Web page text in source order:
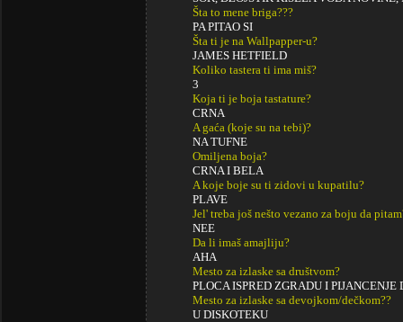
Šta to mene briga???
PA PITAO SI
Šta ti je na Wallpapper-u?
JAMES HETFIELD
Koliko tastera ti ima miš?
3
Koja ti je boja tastature?
CRNA
A gaća (koje su na tebi)?
NA TUFNE
Omiljena boja?
CRNA I BELA
A koje boje su ti zidovi u kupatilu?
PLAVE
Jel' treba još nešto vezano za boju da
NEE
Da li imaš amajliju?
AHA
Mesto za izlaske sa društvom?
PLOCA ISPRED ZGRADU I PIJANCENJE
Mesto za izlaske sa devojkom/dečkom??
U DISKOTEKU